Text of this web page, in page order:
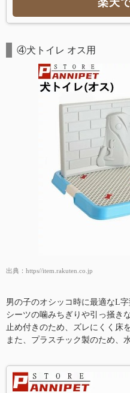
④犬トイレ オス用
出典： https//item.rakuten.co.jp
男の子のオシッコ時に最適なL字
シーツの噛みちぎりや引っ掻き
止め付きのため、ズレにくく床
また、プラスチック製のため、